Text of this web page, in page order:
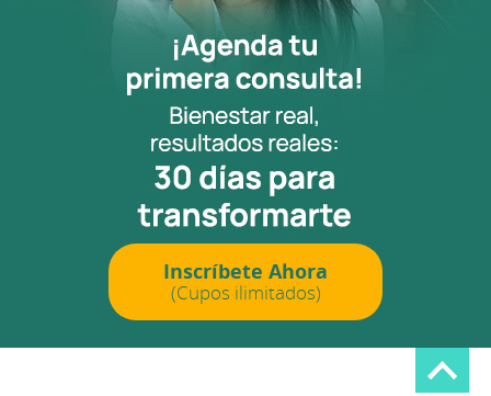
Inscríbete Ahora
(Cupos ilimitados)